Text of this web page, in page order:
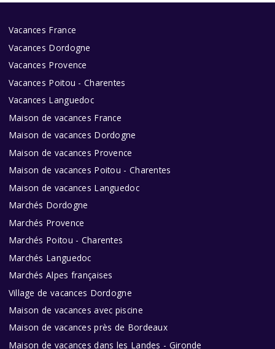
Vacances France
Vacances Dordogne
Vacances Provence
Vacances Poitou - Charentes
Vacances Languedoc
Maison de vacances France
Maison de vacances Dordogne
Maison de vacances Provence
Maison de vacances Poitou - Charentes
Maison de vacances Languedoc
Marchés Dordogne
Marchés Provence
Marchés Poitou - Charentes
Marchés Languedoc
Marchés Alpes françaises
Village de vacances Dordogne
Maison de vacances avec piscine
Maison de vacances près de Bordeaux
Maison de vacances dans les Landes - Gironde